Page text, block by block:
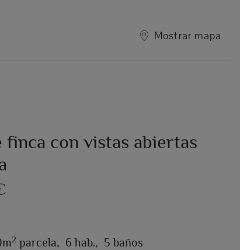
Mostrar mapa
finca con vistas abiertas
2 parcela, 6 hab., 5 baños